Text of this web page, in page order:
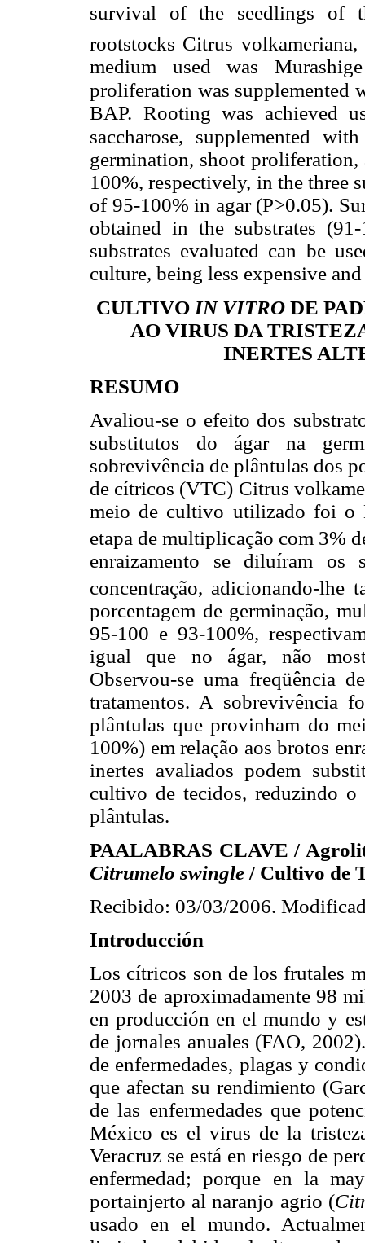
survival of the seedlings of
rootstocks Citrus
medium used was
proliferation was supplemented
BAP. Rooting was achieved
saccharose, supplemented
germination, shoot
100%, respectively, in the three
of 95-100% in agar (P>0.05).
obtained in the substrates
substrates evaluated can be
culture, being less expensive
CULTIVO IN VITRO DE
AO VIRUS DA
INERTES
RESUMO
Avaliou-se o efeito dos
substitutos do ágar na
sobrevivência de plântulas dos
de cítricos (VTC) Citrus
meio de cultivo utilizado foi o
etapa de multiplicação com 3%
enraizamento se diluíram
concentração, adicionando-lhe
porcentagem de germinação,
95-100 e 93-100%,
igual que no ágar, não
Observou-se uma freqüência
tratamentos. A sobrevivência
plântulas que provinham do
100%) em relação aos brotos
inertes avaliados podem
cultivo de tecidos, reduzindo o
plântulas.
PAALABRAS CLAVE /
Citrumelo swingle / Cultivo de
Recibido: 03/03/2006.
Introducción
Los cítricos son de los frutales
2003 de aproximadamente 98
en producción en el mundo y
de jornales anuales (FAO,
de enfermedades, plagas y
que afectan su rendimiento
de las enfermedades que
México es el virus de la
Veracruz se está en riesgo de
enfermedad; porque en la
portainjerto al naranjo agrio (
usado en el mundo.